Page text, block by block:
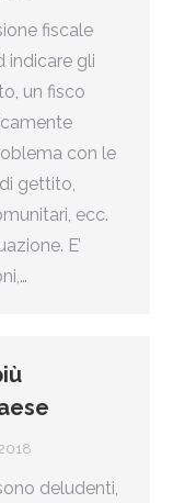
fiscale
indicare gli
un fisco
con le
gettito,
ecc.
E’
deludenti,